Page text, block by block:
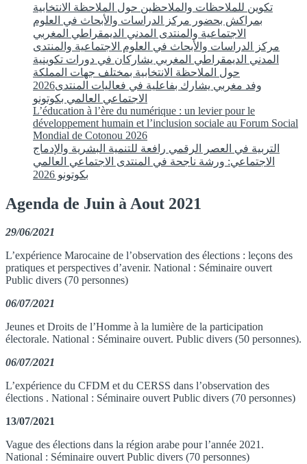
تكوين للملاحظات والملاحظين حول الملاحظة الانتخابية
بمراكش بحضور مركز الدراسات والأبحاث في العلوم
الاجتماعية والمنتدى المدني الديمقراطي المغربي
مركز الدراسات والأبحاث في العلوم الاجتماعية والمنتدى
المدني الديمقراطي المغربي يشاركان في دورات تكوينية
حول الملاحظة الانتخابية بمختلف جهات المملكة
2026وفد مغربي يشارك بفاعلية في فعاليات المنتدى
الاجتماعي العالمي بكوتونو
L’éducation à l’ère du numérique : un levier pour le
développement humain et l’inclusion sociale au Forum Social
Mondial de Cotonou 2026
التربية في العصر الرقمي رافعة للتنمية البشرية والإدماج
الاجتماعي: ورشة ناجحة في المنتدى الاجتماعي العالمي
بكوتونو 2026
Agenda de Juin à Aout 2021
29/06/2021
L’expérience Marocaine de l’observation des élections : leçons des
pratiques et perspectives d’avenir. National : Séminaire ouvert
Public divers (70 personnes)
06/07/2021
Jeunes et Droits de l’Homme à la lumière de la participation
électorale. National : Séminaire ouvert. Public divers (50 personnes).
06/07/2021
L’expérience du CFDM et du CERSS dans l’observation des
élections . National : Séminaire ouvert Public divers (70 personnes)
13/07/2021
Vague des élections dans la région arabe pour l’année 2021.
National : Séminaire ouvert Public divers (70 personnes)